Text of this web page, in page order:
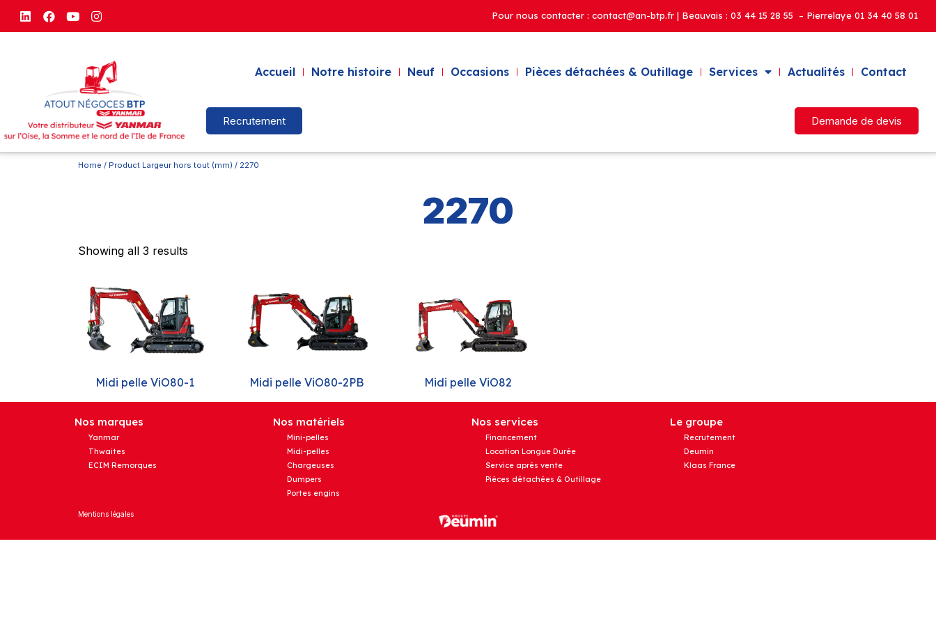
Pour nous contacter : contact@an-btp.fr | Beauvais : 03 44 15 28 55 – Pierrelaye 01 34 40 58 01
Accueil Notre histoire Neuf Occasions Pièces détachées & Outillage Services Actualités Contact
Recrutement Demande de devis
Home / Product Largeur hors tout (mm) / 2270
2270
Showing all 3 results
Midi pelle ViO80-1 Midi pelle ViO80-2PB Midi pelle ViO82
Nos marques
Yanmar
Thwaites
ECIM Remorques
Nos matériels
Mini-pelles
Midi-pelles
Chargeuses
Dumpers
Portes engins
Nos services
Financement
Location Longue Durée
Service après vente
Pièces détachées & Outillage
Le groupe
Recrutement
Deumin
Klaas France
Mentions légales